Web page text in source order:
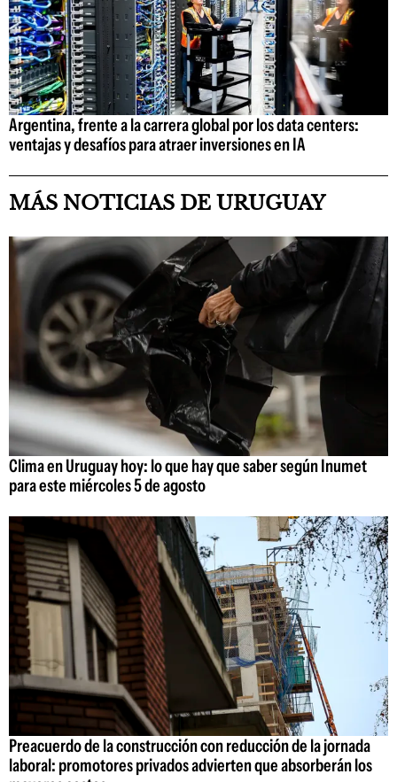
Argentina, frente a la carrera global por los data centers:
ventajas y desafíos para atraer inversiones en IA
MÁS NOTICIAS DE URUGUAY
Clima en Uruguay hoy: lo que hay que saber según Inumet
para este miércoles 5 de agosto
Preacuerdo de la construcción con reducción de la jornada
laboral: promotores privados advierten que absorberán los